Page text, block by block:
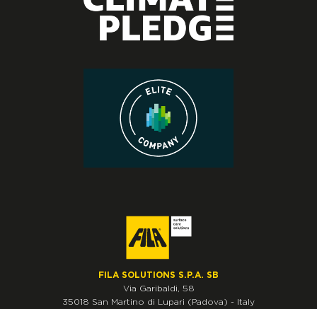
FILA SOLUTIONS S.P.A. SB
Via Garibaldi, 58
35018 San Martino di Lupari (Padova) - Italy